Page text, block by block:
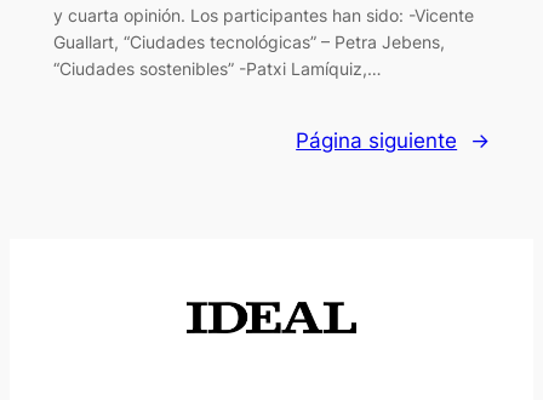
y cuarta opinión. Los participantes han sido: -Vicente
Guallart, “Ciudades tecnológicas” – Petra Jebens,
“Ciudades sostenibles” -Patxi Lamíquiz,…
Página siguiente →